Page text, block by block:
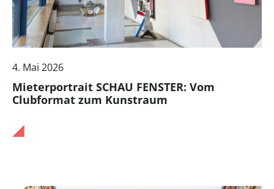
4. Mai 2026
Mieterportrait SCHAU FENSTER: Vom
Clubformat zum Kunstraum